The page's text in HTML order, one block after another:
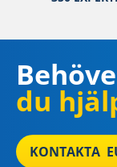
du
KONTAKTA